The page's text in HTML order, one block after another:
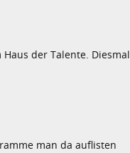
der Talente. Diesmal
man da auflisten